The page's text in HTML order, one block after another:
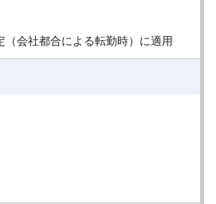
会社都合による転勤時）に適用